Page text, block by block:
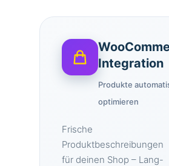
Integration
Produkte
optimieren
Frische
Produktbeschreibungen
für deinen Shop – Lang-